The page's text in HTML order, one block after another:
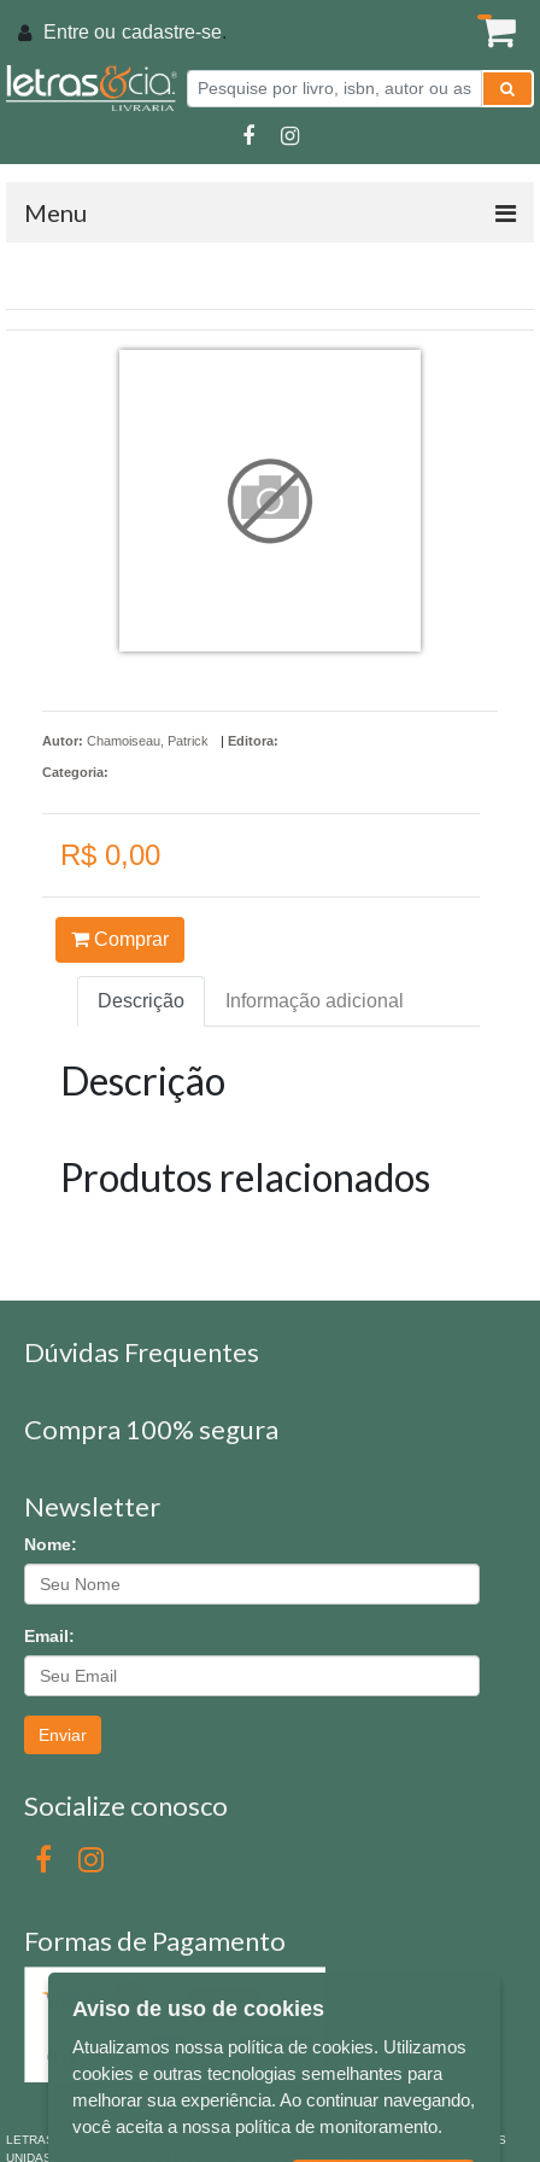
Entre ou cadastre-se.
Menu
Autor: Chamoiseau, Patrick | Editora:
Categoria:
R$ 0,00
Comprar
Descrição Informação adicional
Descrição
Produtos relacionados
Dúvidas Frequentes
Compra 100% segura
Newsletter
Nome:
Email:
Enviar
Socialize conosco
Formas de Pagamento
LETRAS & CIA - CNPJ n° 88.587.548/0001-20 - Térreo Bourbon Shopping - AV. NAÇÕES
UNIDAS , 2001 - Lojas 1064/1065 - RIO BRANCO - - NOVO HAMBURGO - RS
Aviso de uso de cookies
Atualizamos nossa política de cookies. Utilizamos
cookies e outras tecnologias semelhantes para
melhorar sua experiência. Ao continuar navegando,
você aceita a nossa política de monitoramento.